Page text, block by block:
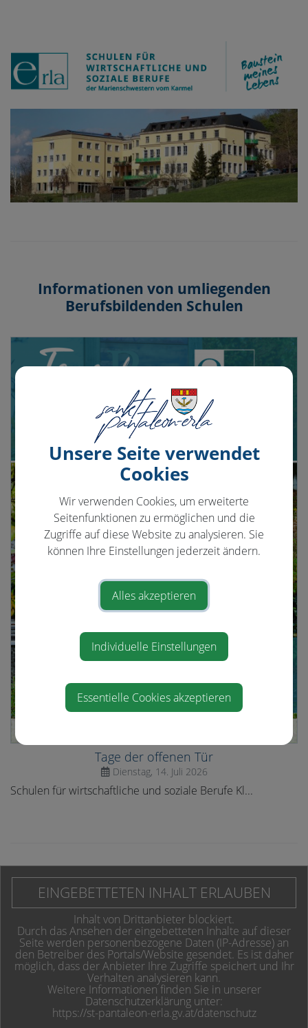
Informationen von umliegenden
Berufsbildenden Schulen
Tage der offenen Tür
Dienstag, 14. Juli 2026
Schulen für wirtschaftliche und soziale Berufe Kl...
EINGEBETTETEN INHALT ERLAUBEN
Inhalt von Drittanbieter blockiert.
Durch das Ansehen der eingebetteten Inhalte auf dieser
Seite werden personenbezogene Daten (IP-Adresse) an
den Betreiber des Portals/Website gesendet. Es ist daher
möglich, dass der Anbieter Ihre Zugriffe speichert und Ihr
Verhalten analysieren kann.
Weitere Informationen finden Sie in unserer
Datenschutzerklärung unter:
https://st-pantaleon-erla.gv.at/datenschutz
Unsere Seite verwendet
Cookies
Wir verwenden Cookies, um erweiterte
Seitenfunktionen zu ermöglichen und die
Zugriffe auf diese Website zu analysieren. Sie
können Ihre Einstellungen jederzeit ändern.
Alles akzeptieren
Individuelle Einstellungen
Essentielle Cookies akzeptieren